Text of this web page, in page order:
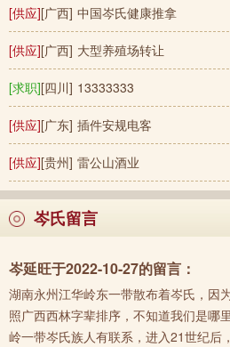
[供应][广西] 中国岑氏健康推拿
[供应][广西] 大型养殖场转让
[求职][四川] 13333333
[供应][广东] 插件安规电客
[供应][贵州] 雷公山酒业
岑氏留言
岑延旺于2022-10-27的留言：
湖南永州江华岭东一带散布着岑氏，因
照广西西林字辈排序，不知道我们是哪
岭一带岑氏族人有联系，进入21世纪